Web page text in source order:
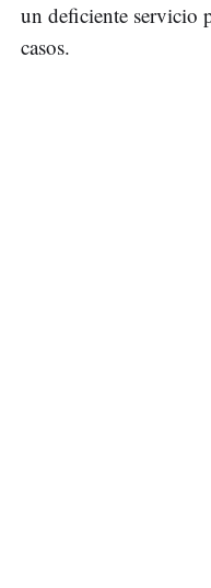
un deficiente servicio
casos.